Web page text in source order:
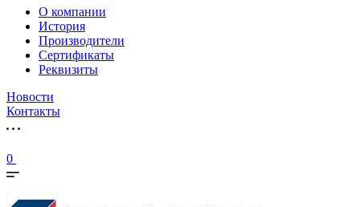
О компании
История
Производители
Сертификаты
Реквизиты
Новости
Контакты
0